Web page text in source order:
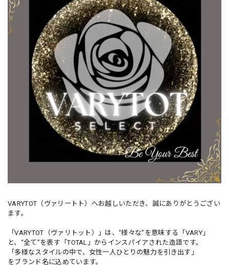
VARYTOT（ヴァリートト）へお越しいただき、誠にありがとうござい
ます。
「VARYTOT（ヴァリトット）」は、“様々な”を意味する「VARY」
と、“全て”を表す「TOTAL」からインスパイアされた造語です。
「多様なスタイルの中で、女性一人ひとりの魅力を引き出す」
をブランド名に込めています。